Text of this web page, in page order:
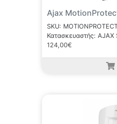
Ajax
SKU:
Κατασκευαστής: AJAX
124,00€